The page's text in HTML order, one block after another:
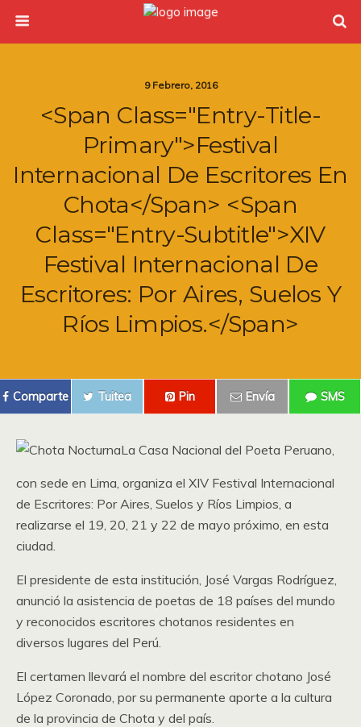
9 Febrero, 2016
<span Class="entry-Title-
Primary">Festival
Internacional De Escritores En
Chota</span> <span
Class="entry-Subtitle">XIV
Festival Internacional De
Escritores: Por Aires, Suelos Y
Ríos Limpios.</span>
Comparte Tuitea Pin Envía SMS
La Casa Nacional del Poeta Peruano,
con sede en Lima, organiza el XIV Festival Internacional
de Escritores: Por Aires, Suelos y Ríos Limpios, a
realizarse el 19, 20, 21 y 22 de mayo próximo, en esta
ciudad.
El presidente de esta institución, José Vargas Rodríguez,
anunció la asistencia de poetas de 18 países del mundo
y reconocidos escritores chotanos residentes en
diversos lugares del Perú.
El certamen llevará el nombre del escritor chotano José
López Coronado, por su permanente aporte a la cultura
de la provincia de Chota y del país.